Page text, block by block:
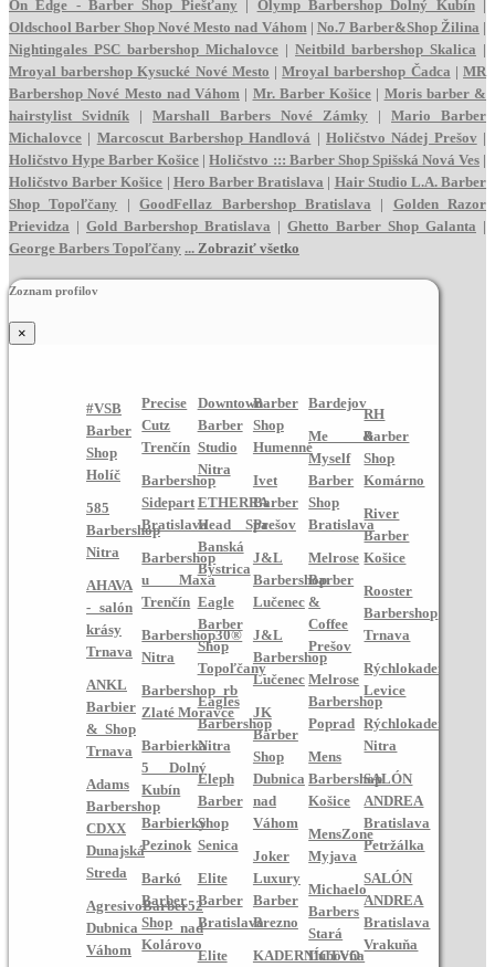
On Edge - Barber Shop Piešťany Olymp Barbershop Dolný Kubín|
Oldschool Barber Shop Nové Mesto nad Váhom | No.7 Barber&Shop Žilina |
Nightingales PSC barbershop Michalovce | Neitbild barbershop Skalica |
Mroyal barbershop Kysucké Nové Mesto |Mroyal barbershop Čadca |MR
Barbershop Nové Mesto nad Váhom | Mr. Barber Košice | Moris barber &
hairstylist Svidník | Marshall Barbers Nové Zámky | Mario Barber
Michalovce | Marcoscut Barbershop Handlová |Holičstvo Nádej Prešov|
Holičstvo Hype Barber Košice |Holičstvo ::: Barber Shop Spišská Nová Ves|
Holičstvo Barber Košice | Hero Barber Bratislava | Hair Studio L.A. Barber
Shop Topoľčany |GoodFellaz Barbershop Bratislava | Golden Razor
Prievidza | Gold Barbershop Bratislava | Ghetto Barber Shop Galanta |
George Barbers Topoľčany ... Zobraziť všetko
Zoznam profilov
×
#VSB
Barber
Shop
Holíč
585
Barbershop
Nitra
AHAVA
- salón
krásy
Trnava
ANKL
Barbier
& Shop
Trnava
Adams
Barbershop
CDXX
Dunajská
Streda
AgresivoBarber52
Dubnica nad
Váhom
Precise
Cutz
Trenčín
Barbershop
Sidepart
Bratislava
Barbershop
u Maxa
Trenčín
Barbershop30®
Nitra
Barbershop_rb
Zlaté Moravce
Barbierka
5 Dolný
Kubín
Barbierky
Pezinok
Barkó
Barber
Shop
Kolárovo
Downtown
Barber
Studio
Nitra
ETHERRA
Head Spa
Banská
Bystrica
Eagle
Barber
Shop
Topoľčany
Eagles
Barbershop
Nitra
Eleph
Barber
Shop
Senica
Elite
Barber
Bratislava
Elite
Barber
Shop
Humenné
Ivet
Barber
Prešov
J&L
Barbershop
Lučenec
J&L
Barbershop
Lučenec
JK
Barber
Shop
Dubnica
nad
Váhom
Joker
Luxury
Barber
Brezno
KADERNÍCTVO
Bardejov
Me &
Myself
Barber
Shop
Bratislava
Melrose
Barber
&
Coffee
Prešov
Melrose
Barbershop
Poprad
Mens
Barbershop
Košice
MensZone
Myjava
Michaelo
Barbers
Stará
Ľubovňa
RH
Barber
Shop
Komárno
River
Barber
Košice
Rooster
Barbershop
Trnava
Rýchlokaderníctvo
Levice
Rýchlokaderníctvo
Nitra
SALÓN
ANDREA
Bratislava
Petržálka
SALÓN
ANDREA
Bratislava
Vrakuňa